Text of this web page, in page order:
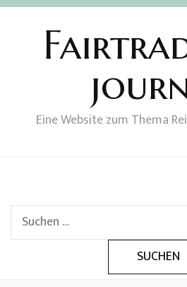
Eine Website zum Thema
Suchen
nach: